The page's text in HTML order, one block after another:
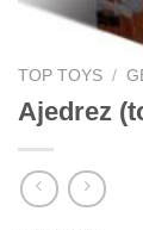
TOP TOYS /
Ajedrez